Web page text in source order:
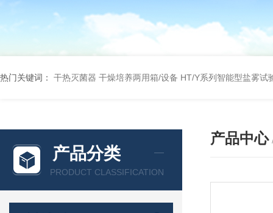
热门关键词： 干热灭菌器 干燥培养两用箱/设备 HT/Y系列智能型盐雾试
产品分类
PRODUCT CLASSIFICATION
产品中心